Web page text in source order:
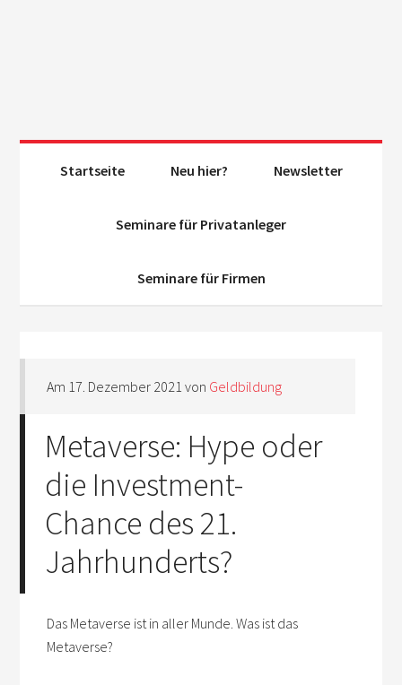
Startseite Neu hier? Newsletter
Seminare für Privatanleger
Seminare für Firmen
Am 17. Dezember 2021 von Geldbildung
Metaverse: Hype oder
die Investment-
Chance des 21.
Jahrhunderts?
Das Metaverse ist in aller Munde. Was ist das
Metaverse?